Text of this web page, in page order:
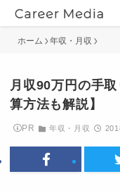
ホーム 年収・月収
月収90万円の手
算方法も解説】
PR 年収・月収